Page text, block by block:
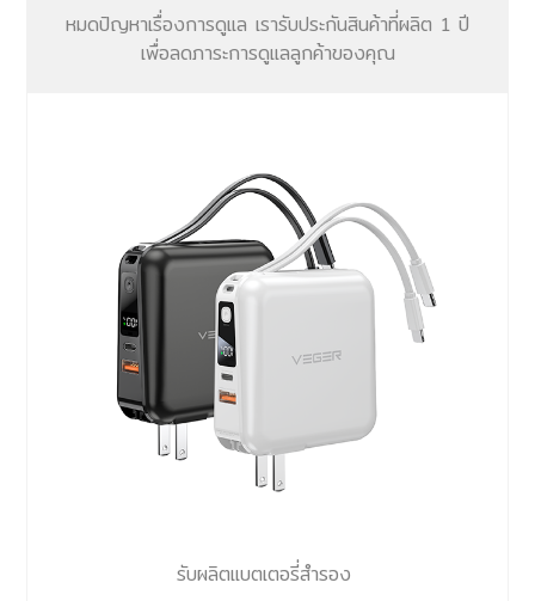
หมดปัญหาเรื่องการดูแล เรารับประกันสินค้าที่ผลิต 1 ปี
เพื่อลดภาระการดูแลลูกค้าของคุณ
รับผลิตแบตเตอรี่สำรอง